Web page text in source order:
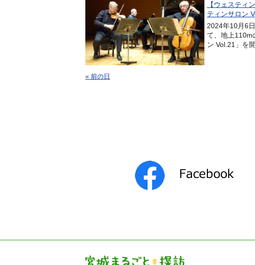
【ウェスティ
ティンサロン
2024年10月6
て、地上110m
ン Vol.21」を開
« 前の日